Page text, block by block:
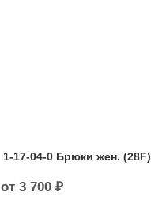
1-17-04-0 Брюки жен. (28F)
от 3 700 ₽